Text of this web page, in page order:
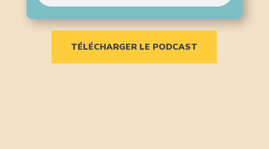
TÉLÉCHARGER LE PODCAST